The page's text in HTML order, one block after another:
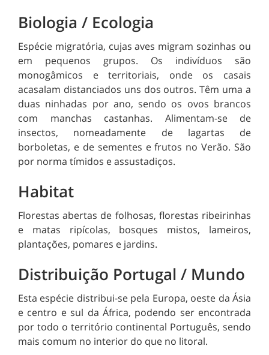
Biologia / Ecologia
Espécie migratória, cujas aves migram sozinhas ou
em pequenos grupos. Os indivíduos são
monogâmicos e territoriais, onde os casais
acasalam distanciados uns dos outros. Têm uma a
duas ninhadas por ano, sendo os ovos brancos
com manchas castanhas. Alimentam-se de
insectos, nomeadamente de lagartas de
borboletas, e de sementes e frutos no Verão. São
por norma tímidos e assustadiços.
Habitat
Florestas abertas de folhosas, florestas ribeirinhas
e matas ripícolas, bosques mistos, lameiros,
plantações, pomares e jardins.
Distribuição Portugal / Mundo
Esta espécie distribui-se pela Europa, oeste da Ásia
e centro e sul da África, podendo ser encontrada
por todo o território continental Português, sendo
mais comum no interior do que no litoral.